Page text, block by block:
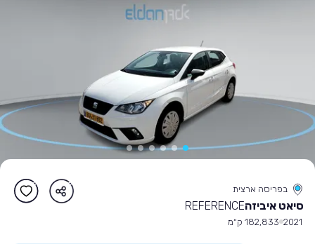
בפריסה ארצית
סיאט איביזהREFERENCE
2021 182,833 ק״מ